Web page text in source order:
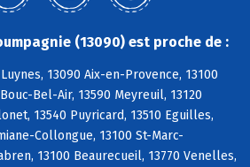
(13090) est proche de :
13090 Aix-en-Provence, 13100
Bel-Air, 13590 Meyreuil, 13120
13540 Puyricard, 13510 Eguilles,
Collongue, 13100 St-Marc-
13100 Beaurecueil, 13770 Venelles,